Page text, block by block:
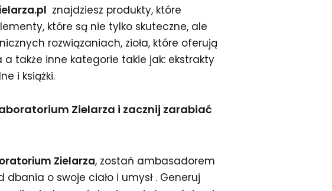
znajdziesz produkty, które
które są nie tylko skuteczne, ale
rozwiązaniach, zioła, które oferują
także inne kategorie takie jak: ekstrakty
i książki.
Zielarza i zacznij zarabiać
Zielarza, zostań ambasadorem
o swoje ciało i umysł . Generuj